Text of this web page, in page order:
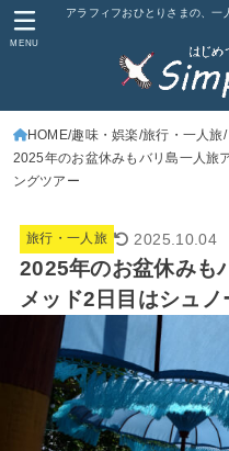
アラフィフおひとりさまの、一
MENU
HOME 趣味・娯楽 旅行・一人旅
2025年のお盆休みもバリ島一人旅
ングツアー
旅行・一人旅 2025.10.04
2025年のお盆休みも
メッド2日目はシュ